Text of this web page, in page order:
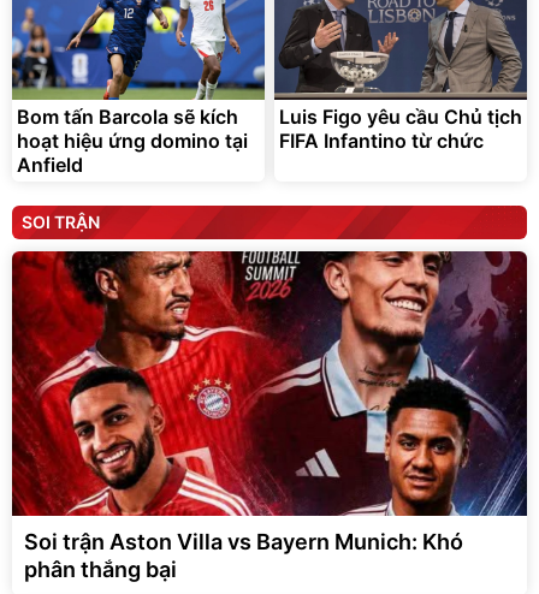
Bom tấn Barcola sẽ kích
hoạt hiệu ứng domino tại
Anfield
Luis Figo yêu cầu Chủ tịch
FIFA Infantino từ chức
SOI TRẬN
Soi trận Aston Villa vs Bayern Munich: Khó
phân thắng bại